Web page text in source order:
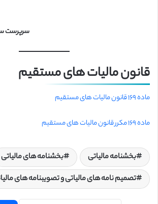
سرپرست
قانون مالیات های مستقیم
ماده ۱۶۹ قانون مالیات های مستقیم
ماده ۱۶۹ مکرر قانون مالیات های مستقیم
بخشنامه مالیاتی
بخشنامه های مالیاتی
تصمیم نامه های مالیاتی و تصویبنامه های